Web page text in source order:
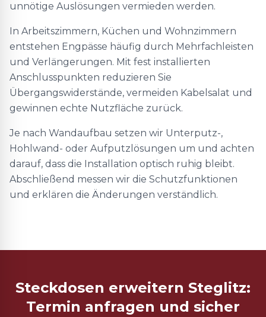
unnötige Auslösungen vermieden werden.
In Arbeitszimmern, Küchen und Wohnzimmern
entstehen Engpässe häufig durch Mehrfachleisten
und Verlängerungen. Mit fest installierten
Anschlusspunkten reduzieren Sie
Übergangswiderstände, vermeiden Kabelsalat und
gewinnen echte Nutzfläche zurück.
Je nach Wandaufbau setzen wir Unterputz-,
Hohlwand- oder Aufputzlösungen um und achten
darauf, dass die Installation optisch ruhig bleibt.
Abschließend messen wir die Schutzfunktionen
und erklären die Änderungen verständlich.
Steckdosen erweitern Steglitz:
Termin anfragen und sicher